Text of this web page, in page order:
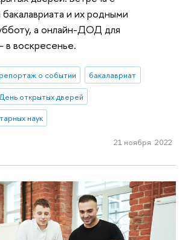
и их родными
а онлайн-ДОД для
в воскресенье.
репортаж о событии
бакалавриат
День открытых дверей
наук
21 ноября 2022